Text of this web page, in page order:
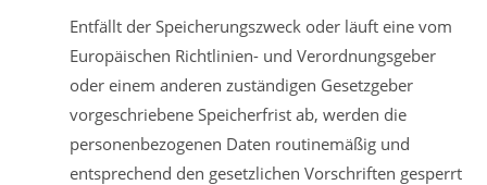
Entfällt der Speicherungszweck oder läuft eine vom
Europäischen Richtlinien- und Verordnungsgeber
oder einem anderen zuständigen Gesetzgeber
vorgeschriebene Speicherfrist ab, werden die
personenbezogenen Daten routinemäßig und
entsprechend den gesetzlichen Vorschriften gesperrt